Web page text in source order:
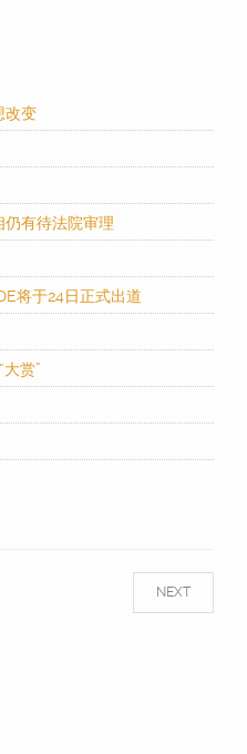
改变
有待法院审理
将于24日正式出道
赏”
NEXT